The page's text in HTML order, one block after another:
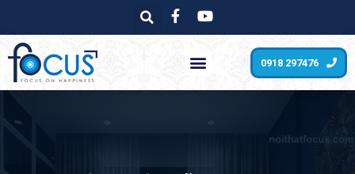
0918 297476